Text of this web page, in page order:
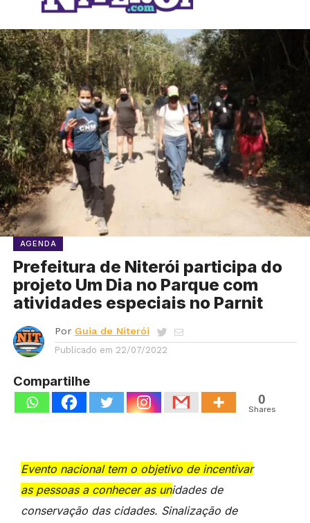
AGENDA
Prefeitura de Niterói participa do
projeto Um Dia no Parque com
atividades especiais no Parnit
Por Guia de Niterói
Publicado em 22/07/2022
Compartilhe
0
Shares
Evento nacional tem o objetivo de incentivar
as pessoas a conhecer as unidades de
conservação das cidades. Sinalização de